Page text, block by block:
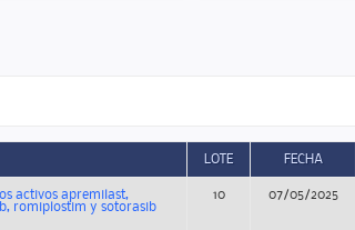
LOTE FECHA
activos apremilast,
romiplostim y sotorasib
10 07/05/2025